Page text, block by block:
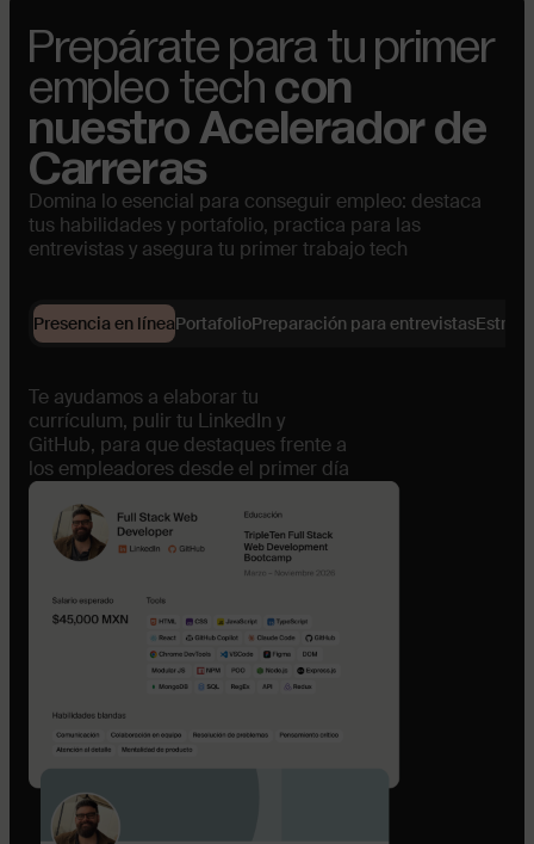
Prepárate para tu primer
empleo tech con
nuestro Acelerador de
Carreras
Domina lo esencial para conseguir empleo: destaca
tus habilidades y portafolio, practica para las
entrevistas y asegura tu primer trabajo tech
Presencia en líneaPortafolioPreparación para entrevistas
Te ayudamos a elaborar tu
currículum, pulir tu LinkedIn y
GitHub, para que destaques frente a
los empleadores desde el primer día